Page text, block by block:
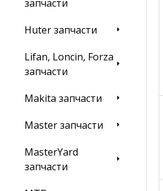
запчасти
Huter запчасти
Lifan, Loncin, Forza
запчасти
Makita запчасти
Master запчасти
MasterYard
запчасти